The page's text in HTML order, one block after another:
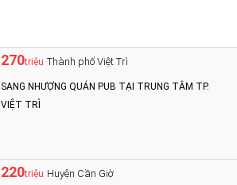
270triệu Thành phố Việt Trì
SANG NHƯỢNG QUÁN PUB TẠI TRUNG TÂM TP.
VIỆT TRÌ
220triệu Huyện Cần Giờ